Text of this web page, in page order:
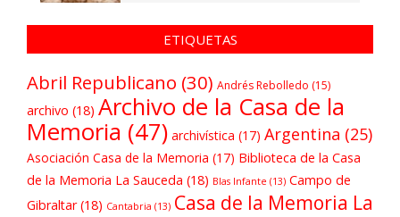
ETIQUETAS
Abril Republicano (30) Andrés Rebolledo (15)
archivo (18) Archivo de la Casa de la
Memoria (47) archivística (17) Argentina (25)
Asociación Casa de la Memoria (17) Biblioteca de la Casa
de la Memoria La Sauceda (18) Blas Infante (13) Campo de
Gibraltar(18) Cantabria (13) Casa de la Memoria La